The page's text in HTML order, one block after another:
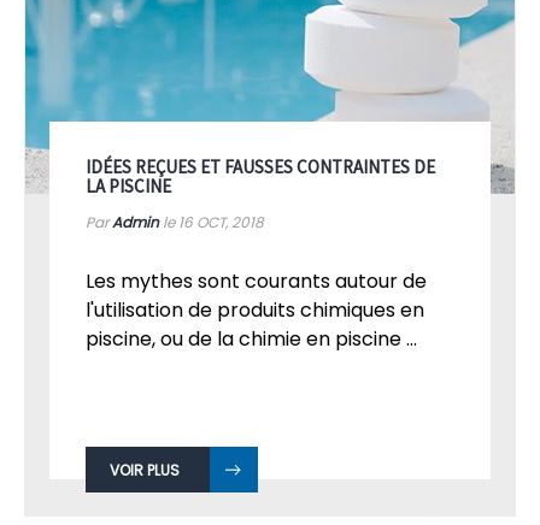
IDÉES REÇUES ET FAUSSES CONTRAINTES DE
LA PISCINE
ParAdminle 16 OCT, 2018
Les mythes sont courants autour de
l'utilisation de produits chimiques en
piscine, ou de la chimie en piscine ...
VOIR PLUS